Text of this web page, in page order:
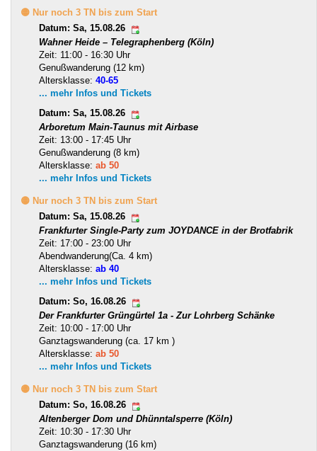
🟡 Nur noch 3 TN bis zum Start
Datum: Sa, 15.08.26
Wahner Heide – Telegraphenberg (Köln)
Zeit: 11:00 - 16:30 Uhr
Genußwanderung (12 km)
Altersklasse: 40-65
... mehr Infos und Tickets
Datum: Sa, 15.08.26
Arboretum Main-Taunus mit Airbase
Zeit: 13:00 - 17:45 Uhr
Genußwanderung (8 km)
Altersklasse: ab 50
... mehr Infos und Tickets
🟡 Nur noch 3 TN bis zum Start
Datum: Sa, 15.08.26
Frankfurter Single-Party zum JOYDANCE in der Brotfabrik
Zeit: 17:00 - 23:00 Uhr
Abendwanderung(Ca. 4 km)
Altersklasse: ab 40
... mehr Infos und Tickets
Datum: So, 16.08.26
Der Frankfurter Grüngürtel 1a - Zur Lohrberg Schänke
Zeit: 10:00 - 17:00 Uhr
Ganztagswanderung (ca. 17 km )
Altersklasse: ab 50
... mehr Infos und Tickets
🟡 Nur noch 3 TN bis zum Start
Datum: So, 16.08.26
Altenberger Dom und Dhünntalsperre (Köln)
Zeit: 10:30 - 17:30 Uhr
Ganztagswanderung (16 km)